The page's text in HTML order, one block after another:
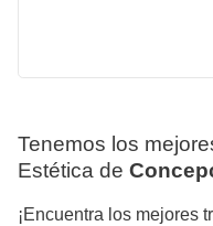
Tenemos los
Estética de
¡Encuentra los mejores